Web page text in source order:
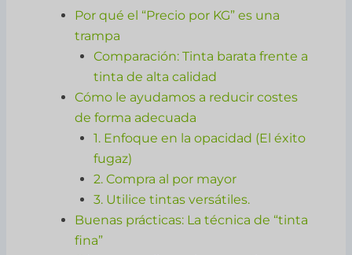
Por qué el “Precio por KG” es una
trampa
Comparación: Tinta barata frente a
tinta de alta calidad
Cómo le ayudamos a reducir costes
de forma adecuada
1. Enfoque en la opacidad (El éxito
fugaz)
2. Compra al por mayor
3. Utilice tintas versátiles.
Buenas prácticas: La técnica de “tinta
fina”